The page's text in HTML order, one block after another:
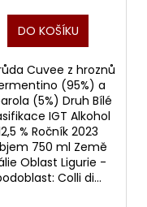
DO KOŠÍKU
Cuvee z hroznů
(95%) a
(5%) Druh Bílé
IGT Alkohol
% Ročník 2023
750 ml Země
Oblast Ligurie -
Colli di...